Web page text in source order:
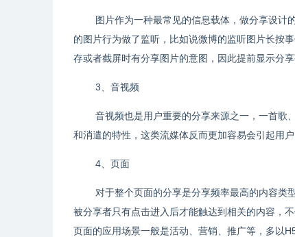
图片作为一种最常见的信息载体，做分享设计
的图片行为做了监听，比如说微博的监听图片长按
存或者截屏时有分享图片的意图，因此提前显示分
3、音视频
音视频也是用户重要的分享来源之一，一首歌
和消遣的特性，这类流媒体反而更加容易会引起用
4、页面
对于整个页面的分享是分享频率最高的内容类
被分享者只有点击进入后才能触达到相关的内容，
页面的应用场景一般是活动、营销、推广等，多以